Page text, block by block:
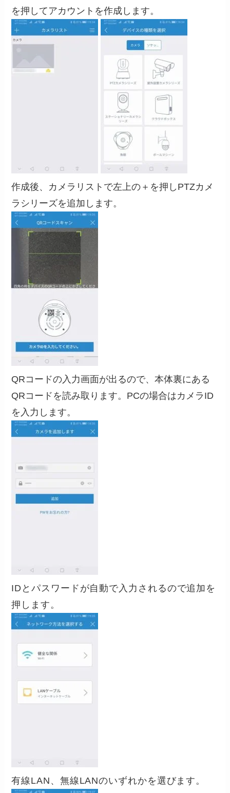
を押してアカウントを作成します。
作成後、カメラリストで左上の＋を押しPTZカメ
ラシリーズを追加します。
QRコードの入力画面が出るので、本体裏にある
QRコードを読み取ります。PCの場合はカメラID
を入力します。
IDとパスワードが自動で入力されるので追加を
押します。
有線LAN、無線LANのいずれかを選びます。